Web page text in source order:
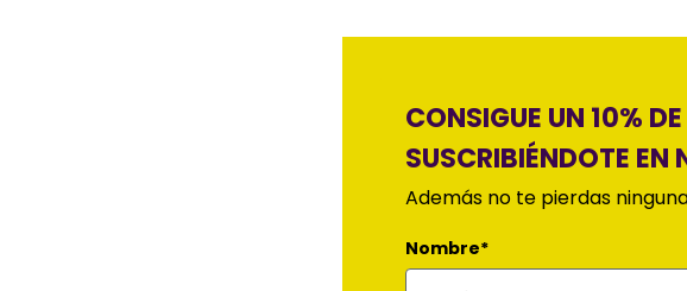
CONSIGUE UN 10%
SUSCRIBIÉNDOTE EN
Además no te pierdas
Nombre*